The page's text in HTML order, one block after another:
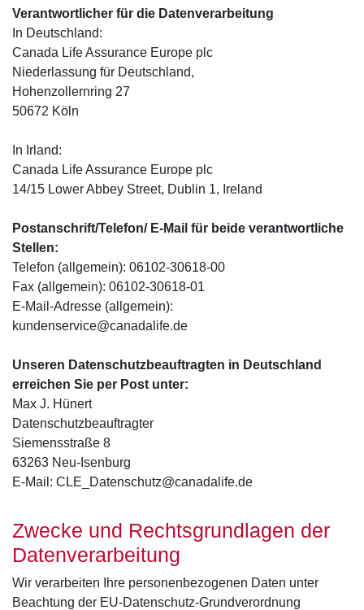
Verantwortlicher für die Datenverarbeitung
In Deutschland:
Canada Life Assurance Europe plc
Niederlassung für Deutschland,
Hohenzollernring 27
50672 Köln
In Irland:
Canada Life Assurance Europe plc
14/15 Lower Abbey Street, Dublin 1, Ireland
Postanschrift/Telefon/ E-Mail für beide verantwortliche
Stellen:
Telefon (allgemein): 06102-30618-00
Fax (allgemein): 06102-30618-01
E-Mail-Adresse (allgemein):
kundenservice@canadalife.de
Unseren Datenschutzbeauftragten in Deutschland
erreichen Sie per Post unter:
Max J. Hünert
Datenschutzbeauftragter
Siemensstraße 8
63263 Neu-Isenburg
E-Mail: CLE_Datenschutz@canadalife.de
Zwecke und Rechtsgrundlagen der
Datenverarbeitung
Wir verarbeiten Ihre personenbezogenen Daten unter
Beachtung der EU-Datenschutz-Grundverordnung